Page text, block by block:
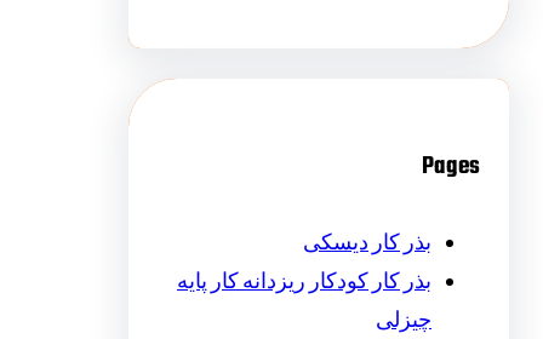
Pages
بذر کار دیسکی
بذر کار کودکار ریزدانه کار پایه
چیزلی